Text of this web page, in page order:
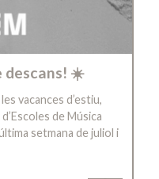
descans! ☀️
vacances d’estiu,
de Música
setmana de juliol i